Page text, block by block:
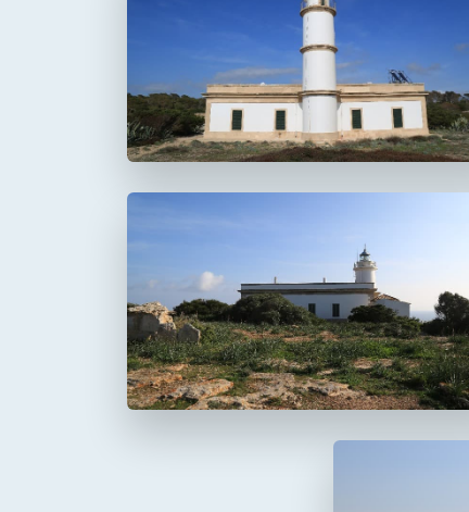
Faro del Cap Salines
Faro del Cap Blanc
Cabo Blanco